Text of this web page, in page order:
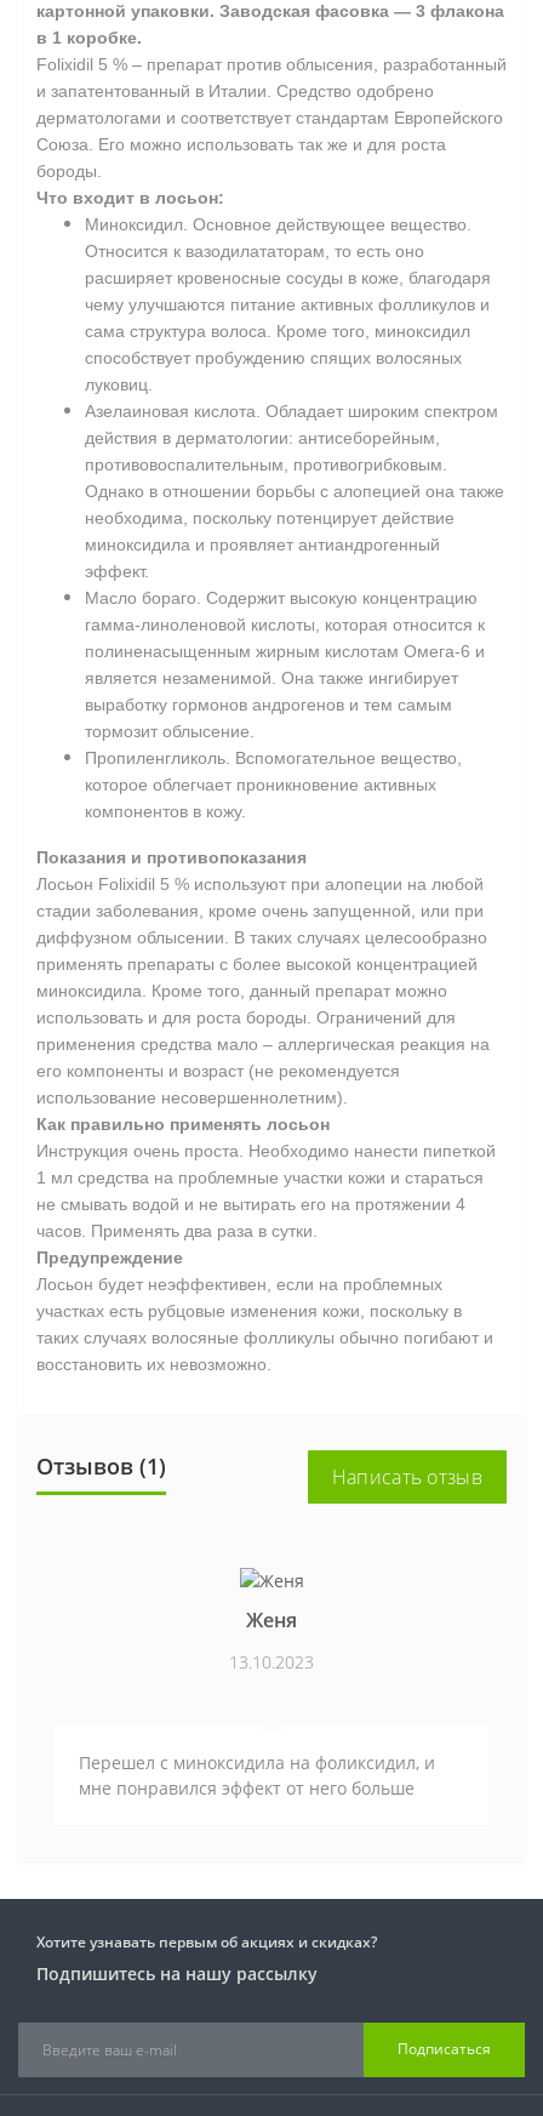
картонной упаковки. Заводская фасовка — 3 флакона
в 1 коробке.
Folixidil 5 % – препарат против облысения, разработанный
и запатентованный в Италии. Средство одобрено
дерматологами и соответствует стандартам Европейского
Союза. Его можно использовать так же и для роста
бороды.
Что входит в лосьон:
Миноксидил. Основное действующее вещество.
Относится к вазодилататорам, то есть оно
расширяет кровеносные сосуды в коже, благодаря
чему улучшаются питание активных фолликулов и
сама структура волоса. Кроме того, миноксидил
способствует пробуждению спящих волосяных
луковиц.
Азелаиновая кислота. Обладает широким спектром
действия в дерматологии: антисеборейным,
противовоспалительным, противогрибковым.
Однако в отношении борьбы с алопецией она также
необходима, поскольку потенцирует действие
миноксидила и проявляет антиандрогенный
эффект.
Масло бораго. Содержит высокую концентрацию
гамма-линоленовой кислоты, которая относится к
полиненасыщенным жирным кислотам Омега-6 и
является незаменимой. Она также ингибирует
выработку гормонов андрогенов и тем самым
тормозит облысение.
Пропиленгликоль. Вспомогательное вещество,
которое облегчает проникновение активных
компонентов в кожу.
Показания и противопоказания
Лосьон Folixidil 5 % используют при алопеции на любой
стадии заболевания, кроме очень запущенной, или при
диффузном облысении. В таких случаях целесообразно
применять препараты с более высокой концентрацией
миноксидила. Кроме того, данный препарат можно
использовать и для роста бороды. Ограничений для
применения средства мало – аллергическая реакция на
его компоненты и возраст (не рекомендуется
использование несовершеннолетним).
Как правильно применять лосьон
Инструкция очень проста. Необходимо нанести пипеткой
1 мл средства на проблемные участки кожи и стараться
не смывать водой и не вытирать его на протяжении 4
часов. Применять два раза в сутки.
Предупреждение
Лосьон будет неэффективен, если на проблемных
участках есть рубцовые изменения кожи, поскольку в
таких случаях волосяные фолликулы обычно погибают и
восстановить их невозможно.
Отзывов (1) Написать отзыв
Женя
13.10.2023
Перешел с миноксидила на фоликсидил, и
мне понравился эффект от него больше
Хотите узнавать первым об акциях и скидках?
Подпишитесь на нашу рассылку
Подписаться